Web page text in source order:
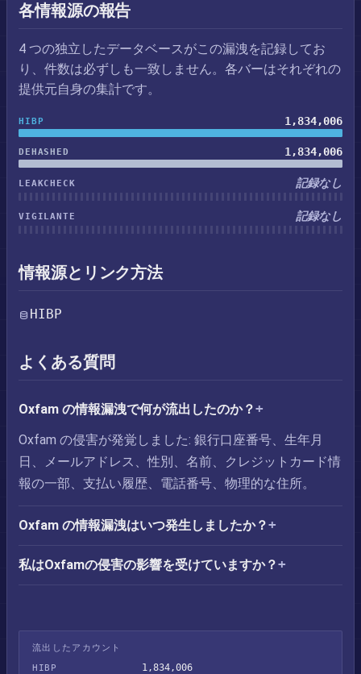
各情報源の報告
4 つの独立したデータベースがこの漏洩を記録してお
り、件数は必ずしも一致しません。各バーはそれぞれの
提供元自身の集計です。
HIBP 1,834,006
DEHASHED 1,834,006
LEAKCHECK 記録なし
VIGILANTE 記録なし
情報源とリンク方法
HIBP
よくある質問
Oxfam の情報漏洩で何が流出したのか？
Oxfam の侵害が発覚しました: 銀行口座番号、生年月
日、メールアドレス、性別、名前、クレジットカード情
報の一部、支払い履歴、電話番号、物理的な住所。
Oxfam の情報漏洩はいつ発生しましたか？
私はOxfamの侵害の影響を受けていますか？
流出したアカウント
HIBP
1,834,006